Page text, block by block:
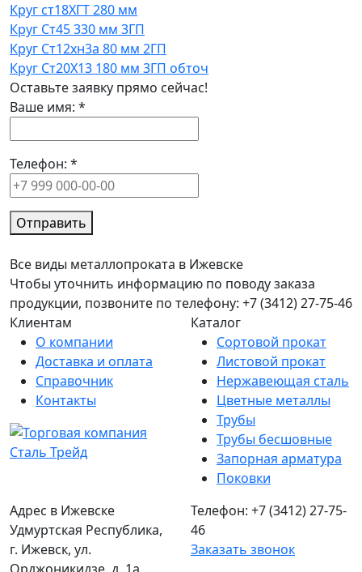
Круг ст18ХГТ 280 мм
Круг Ст45 330 мм 3ГП
Круг Ст12хн3а 80 мм 2ГП
Круг Ст20Х13 180 мм 3ГП обточ
Оставьте заявку прямо сейчас!
Ваше имя: *
Телефон: *
Отправить
Все виды металлопроката в Ижевске
Чтобы уточнить информацию по поводу заказа
продукции, позвоните по телефону: +7 (3412) 27-75-46
Клиентам
О компании
Доставка и оплата
Справочник
Контакты
Каталог
Сортовой прокат
Листовой прокат
Нержавеющая сталь
Цветные металлы
Трубы
Трубы бесшовные
Запорная арматура
Поковки
Адрес в Ижевске
Удмуртская Республика,
г. Ижевск, ул.
Телефон: +7 (3412) 27-75-
46
Заказать звонок